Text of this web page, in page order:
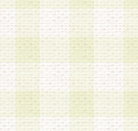
2.会員登録希
画 面」にお
を行うものと
会員として本
を付与します。
3.会員は、会